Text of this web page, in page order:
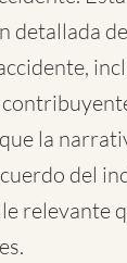
detallada
la
del
relevante